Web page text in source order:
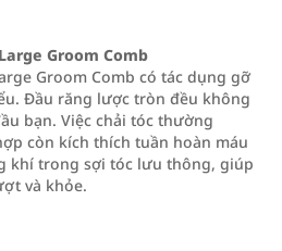
Groom Comb
Groom Comb có tác dụng gỡ
Đầu răng lược tròn đều không
bạn. Việc chải tóc thường
còn kích thích tuần hoàn máu
khí trong sợi tóc lưu thông, giúp
và khỏe.